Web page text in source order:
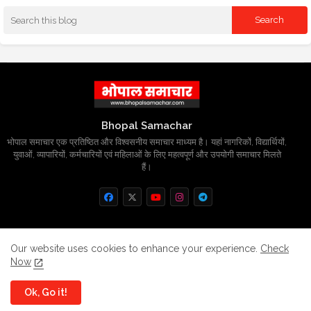
Bhopal Samachar
भोपाल समाचार एक प्रतिष्ठित और विश्वसनीय समाचार माध्यम है। यहां नागरिकों, विद्यार्थियों,
युवाओं, व्यापारियों, कर्मचारियों एवं महिलाओं के लिए महत्वपूर्ण और उपयोगी समाचार मिलते
हैं।
All Right Reserved Copyright
Home About Contact us
Privacy Policy
Our website uses cookies to enhance your experience. Check
Now
Ok, Go it!